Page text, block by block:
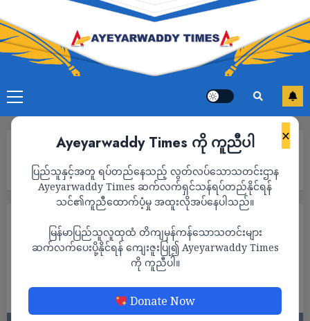
×
Ayeyarwaddy Times ကို ကူညီပါ
ပြည်သူနှင့်အတူ ရပ်တည်နေသည့် လွတ်လပ်သောသတင်းဌာန
Ayeyarwaddy Times ဆက်လက်ရှင်သန်ရပ်တည်နိုင်ရန်
သင်၏ကူညီထောက်ပံ့မှု အထူးလိုအပ်နေပါသည်။
မြန်မာပြည်သူလူထုထံ တိကျမှန်ကန်သောသတင်းများ
ဆက်လက်ပေးပို့နိုင်ရန် ကျေးဇူးပြု၍ Ayeyarwaddy Times
ကို ကူညီပါ။
Donate Now
NUG ထုတ်ပြန်
ထိုင်းရောက်မြန်မာနိုင်ငံသားများ လိုက်နာရန်
အသိပေးမေတ္တာရပ်ခံချက် NUG ထုတ်ပြန်
ADMIN